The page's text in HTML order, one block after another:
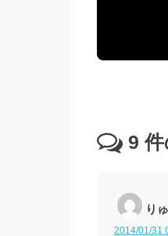
9 件
り
2014/01/31